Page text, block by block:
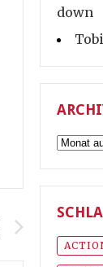
down
Tobi
Archiv